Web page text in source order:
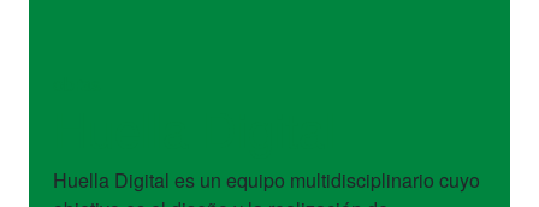
Huella Digital es un equipo multidisciplinario cuyo